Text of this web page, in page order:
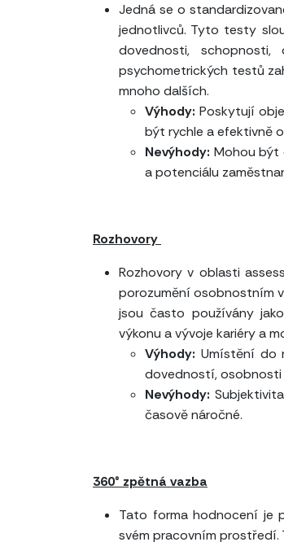
Jedná se o
jednotlivců. Tyto testy
dovednosti,
psychometrických testů
mnoho dalších.
Výhody: Poskytují
být rychle a efektivně
Nevýhody: Mohou být
a potenciálu
Rozhovory
Rozhovory v oblasti
porozumění osobnostním
jsou často používány
výkonu a vývoje kariéry a
Výhody: Umístění do
dovedností, osobnosti
Nevýhody:
časově náročné.
360° zpětná vazba
Tato forma hodnocení je
svém pracovním prostředí.